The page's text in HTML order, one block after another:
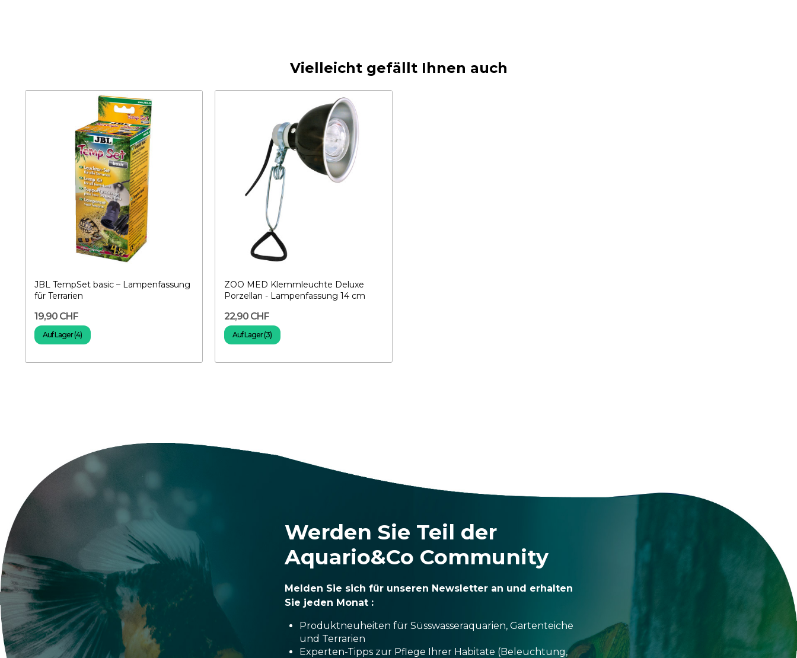
Vielleicht gefällt Ihnen auch
JBL TempSet basic – Lampenfassung
für Terrarien
19,90 CHF
Auf Lager (4)
ZOO MED Klemmleuchte Deluxe
Porzellan - Lampenfassung 14 cm
22,90 CHF
Auf Lager (3)
Werden Sie Teil der
Aquario&Co Community
Melden Sie sich für unseren Newsletter an und erhalten
Sie jeden Monat :
Produktneuheiten für Süsswasseraquarien, Gartenteiche
und Terrarien
Experten-Tipps zur Pflege Ihrer Habitate (Beleuchtung,